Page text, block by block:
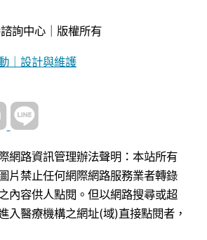
詢中心｜版權所有
｜設計與維護
網路資訊管理辦法聲明：本站所有
片禁止任何網際網路服務業者轉錄
內容供人點閱。但以網路搜尋或超
入醫療機構之網址(域)直接點閱者，